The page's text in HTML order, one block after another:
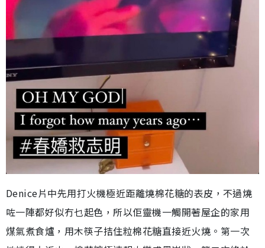
Denice片中先用打火機極近距離燒棉花糖的表皮，不過燒
咗一陣都好似冇乜起色，所以佢靈機一觸開著屋企的家用
煤氣煮食爐，用木筷子拮住粒棉花糖直接近火燒。第一次